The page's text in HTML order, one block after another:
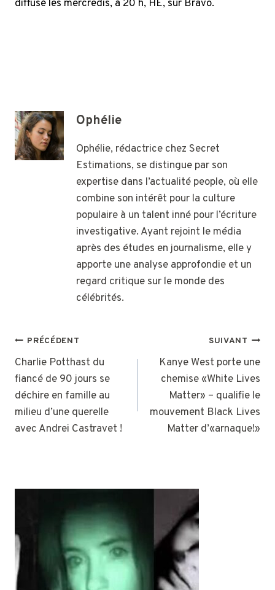
diffusé les mercredis, à 20 h, HE, sur Bravo.
Ophélie
Ophélie, rédactrice chez Secret
Estimations, se distingue par son
expertise dans l’actualité people, où elle
combine son intérêt pour la culture
populaire à un talent inné pour l’écriture
investigative. Ayant rejoint le média
après des études en journalisme, elle y
apporte une analyse approfondie et un
regard critique sur le monde des
célébrités.
NAVIGATION
DE
L’ARTICLE
PRÉCÉDENT
Charlie Potthast du
fiancé de 90 jours se
déchire en famille au
milieu d’une querelle
avec Andrei Castravet !
SUIVANT
Kanye West porte une
chemise «White Lives
Matter» – qualifie le
mouvement Black Lives
Matter d’«arnaque!»